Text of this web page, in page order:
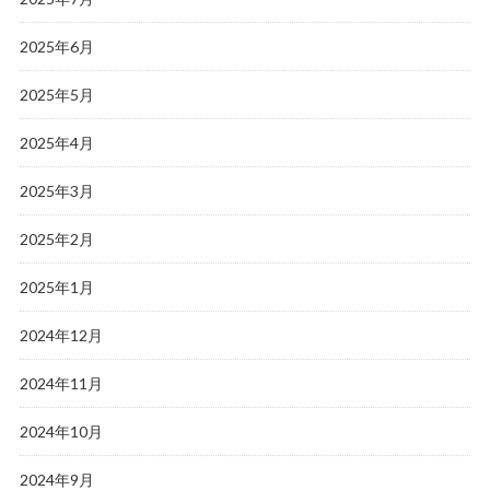
2025年6月
2025年5月
2025年4月
2025年3月
2025年2月
2025年1月
2024年12月
2024年11月
2024年10月
2024年9月